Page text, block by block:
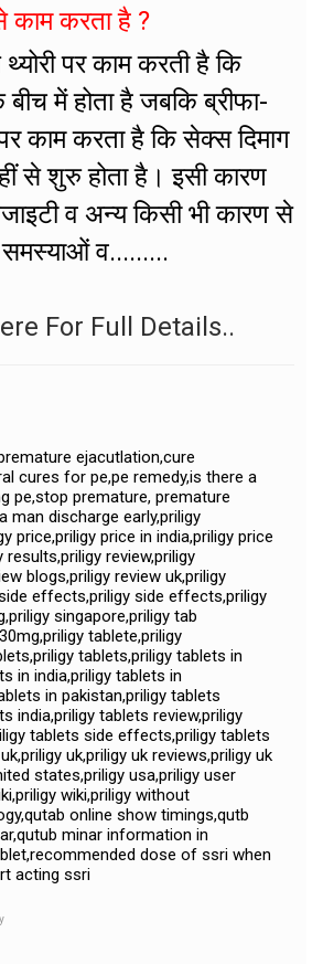
काम करता है ?
पर काम करती है कि
में होता है जबकि ब्रीफा-
काम करता है कि सेक्स दिमाग
से शुरु होता है। इसी कारण
व अन्य किसी भी कारण से
समस्याओं व.........
For Full Details..
ejacutlation,cure
cures for pe,pe remedy,is there a
pe,stop premature, premature
man discharge early,priligy
price,priligy price in india,priligy price
results,priligy review,priligy
blogs,priligy review uk,priligy
effects,priligy side effects,priligy
singapore,priligy tab
tablete,priligy
tablets,priligy tablets in
in india,priligy tablets in
in pakistan,priligy tablets
india,priligy tablets review,priligy
tablets side effects,priligy tablets
uk,priligy uk reviews,priligy uk
states,priligy usa,priligy user
wiki,priligy without
online show timings,qutb
minar information in
dose of ssri when
acting ssri